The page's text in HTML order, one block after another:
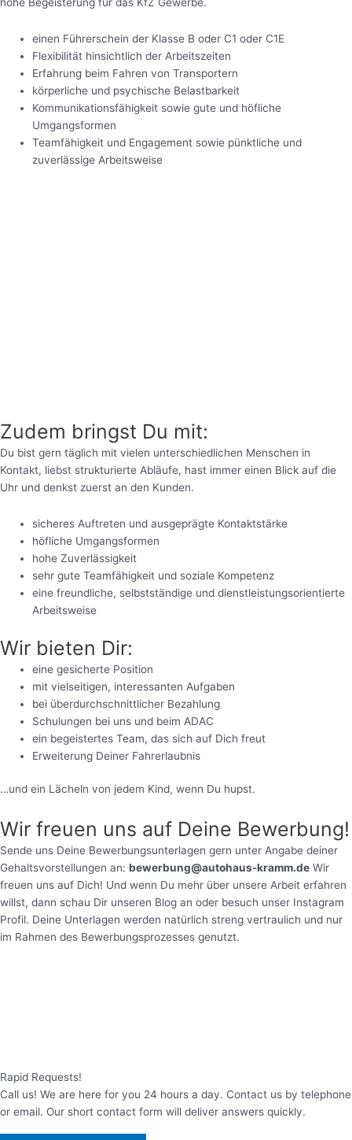
einen Führerschein der Klasse B oder C1 oder C1E
Flexibilität hinsichtlich der Arbeitszeiten
Erfahrung beim Fahren von Transportern
körperliche und psychische Belastbarkeit
Kommunikationsfähigkeit sowie gute und höfliche
Umgangsformen
Teamfähigkeit und Engagement sowie pünktliche und
zuverlässige Arbeitsweise
Zudem bringst Du mit:
Du bist gern täglich mit vielen unterschiedlichen Menschen in
Kontakt, liebst strukturierte Abläufe, hast immer einen Blick auf die
Uhr und denkst zuerst an den Kunden.
sicheres Auftreten und ausgeprägte Kontaktstärke
höfliche Umgangsformen
hohe Zuverlässigkeit
sehr gute Teamfähigkeit und soziale Kompetenz
eine freundliche, selbstständige und dienstleistungsorientierte
Arbeitsweise
Wir bieten Dir:
eine gesicherte Position
mit vielseitigen, interessanten Aufgaben
bei überdurchschnittlicher Bezahlung
Schulungen bei uns und beim ADAC
ein begeistertes Team, das sich auf Dich freut
Erweiterung Deiner Fahrerlaubnis
…und ein Lächeln von jedem Kind, wenn Du hupst.
Wir freuen uns auf Deine Bewerbung!
Sende uns Deine Bewerbungsunterlagen gern unter Angabe deiner
Gehaltsvorstellungen an: bewerbung@autohaus-kramm.de Wir
freuen uns auf Dich! Und wenn Du mehr über unsere Arbeit erfahren
willst, dann schau Dir unseren Blog an oder besuch unser Instagram
Profil. Deine Unterlagen werden natürlich streng vertraulich und nur
im Rahmen des Bewerbungsprozesses genutzt.
Rapid Requests!
Call us! We are here for you 24 hours a day. Contact us by telephone
or email. Our short contact form will deliver answers quickly.